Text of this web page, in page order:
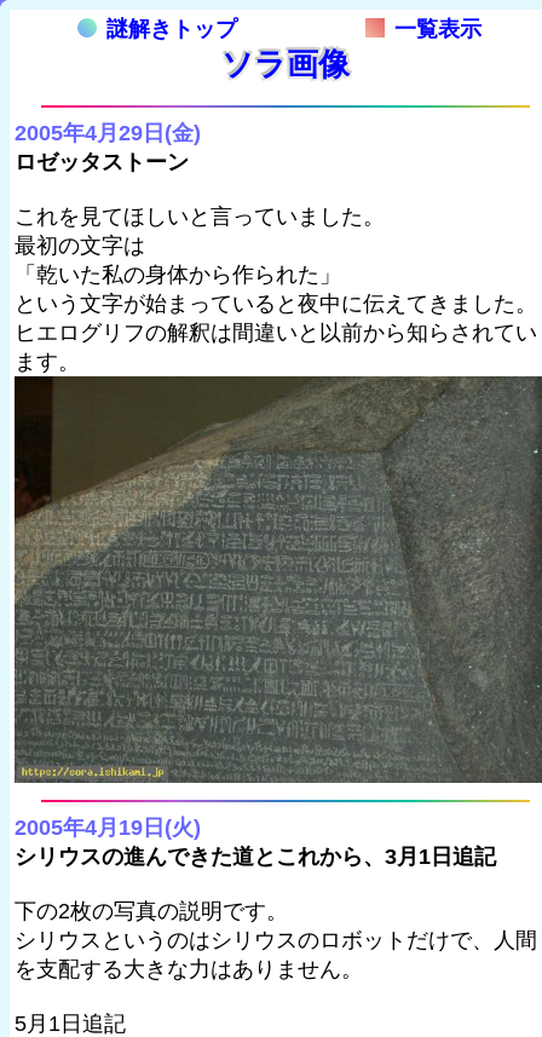
謎解きトップ 一覧表示
ソラ画像
2005年4月29日(金)
ロゼッタストーン
これを見てほしいと言っていました。
最初の文字は
「乾いた私の身体から作られた」
という文字が始まっていると夜中に伝えてきました。
ヒエログリフの解釈は間違いと以前から知らされてい
ます。
2005年4月19日(火)
シリウスの進んできた道とこれから、3月1日追記
下の2枚の写真の説明です。
シリウスというのはシリウスのロボットだけで、人間
を支配する大きな力はありません。
5月1日追記